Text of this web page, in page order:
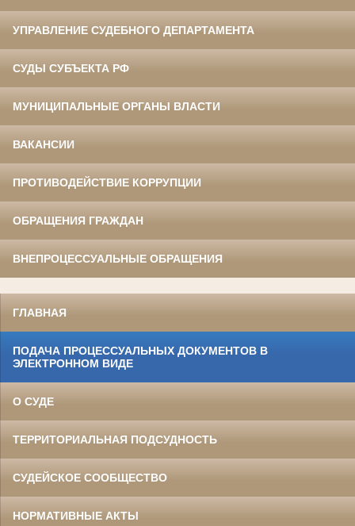
УПРАВЛЕНИЕ СУДЕБНОГО ДЕПАРТАМЕНТА
СУДЫ СУБЪЕКТА РФ
МУНИЦИПАЛЬНЫЕ ОРГАНЫ ВЛАСТИ
ВАКАНСИИ
ПРОТИВОДЕЙСТВИЕ КОРРУПЦИИ
ОБРАЩЕНИЯ ГРАЖДАН
ВНЕПРОЦЕССУАЛЬНЫЕ ОБРАЩЕНИЯ
ГЛАВНАЯ
ПОДАЧА ПРОЦЕССУАЛЬНЫХ ДОКУМЕНТОВ В
ЭЛЕКТРОННОМ ВИДЕ
О СУДЕ
ТЕРРИТОРИАЛЬНАЯ ПОДСУДНОСТЬ
СУДЕЙСКОЕ СООБЩЕСТВО
НОРМАТИВНЫЕ АКТЫ